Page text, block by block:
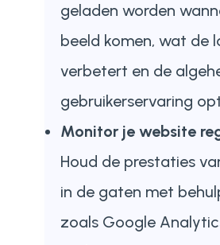
geladen worden
beeld komen, wat de
verbetert en de
gebruikerservaring
Monitor je website
Houd de prestaties
in de gaten met
zoals Google